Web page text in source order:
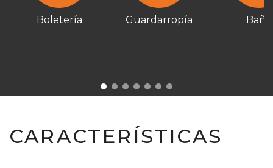
Boletería Guardarropía Baño
CARACTERÍSTICAS